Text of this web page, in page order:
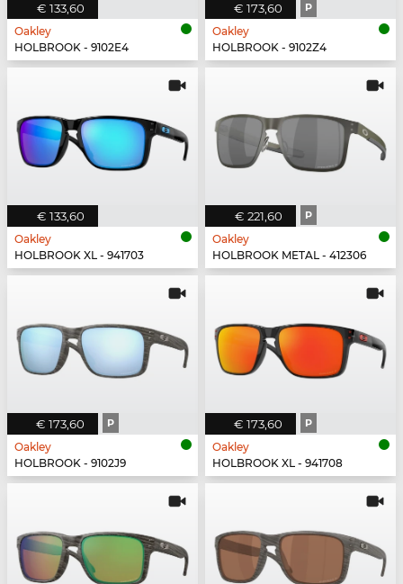
€ 133,60
Oakley
HOLBROOK - 9102E4
€ 173,60 P
Oakley
HOLBROOK - 9102Z4
€ 133,60
Oakley
HOLBROOK XL - 941703
€ 221,60 P
Oakley
HOLBROOK METAL - 412306
€ 173,60 P
Oakley
HOLBROOK - 9102J9
€ 173,60 P
Oakley
HOLBROOK XL - 941708